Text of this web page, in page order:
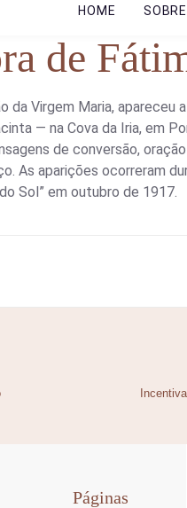
HOME SOBRE
de
da Virgem Maria, apareceu
— na Cova da Iria, em
de conversão,
As aparições ocorreram
Sol” em outubro de 1917.
Páginas